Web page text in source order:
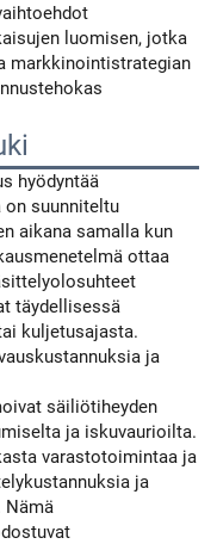
luomisen, jotka
markkinointistrategian
hyödyntää
on suunniteltu
aikana samalla kun
ottaa
täydellisessä
kuljetusajasta.
ja
säiliötiheyden
ja iskuvaurioilta.
varastotoimintaa ja
ja